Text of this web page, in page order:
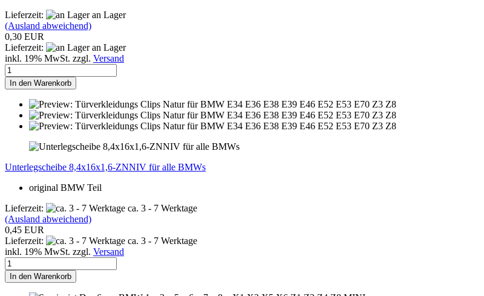
Lieferzeit:
an Lager
(Ausland abweichend)
0,30 EUR
Lieferzeit:
an Lager
inkl. 19% MwSt. zzgl. Versand
In den Warenkorb
Unterlegscheibe 8,4x16x1,6-ZNNIV für alle BMWs
​original BMW Teil
Lieferzeit:
ca. 3 - 7 Werktage
(Ausland abweichend)
0,45 EUR
Lieferzeit:
ca. 3 - 7 Werktage
inkl. 19% MwSt. zzgl. Versand
In den Warenkorb